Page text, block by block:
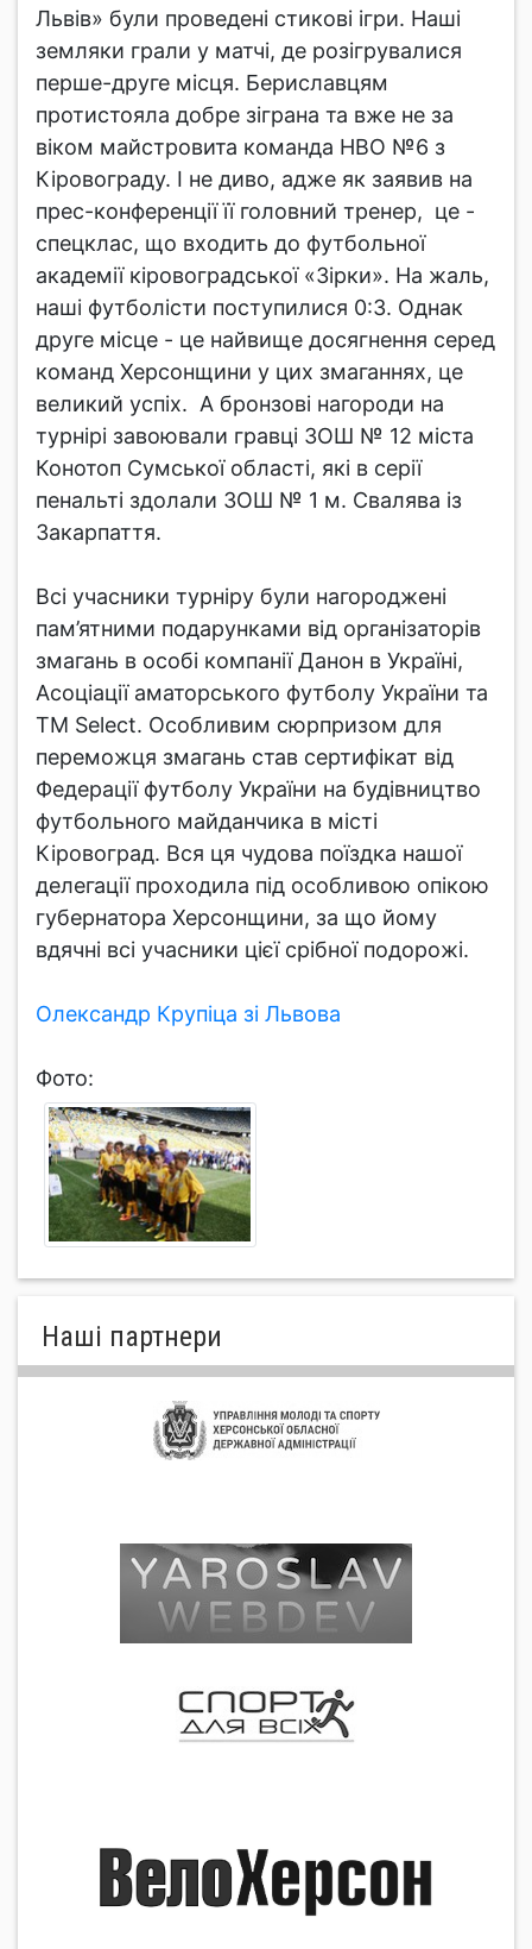
Львів» були проведені стикові ігри. Наші
земляки грали у матчі, де розігрувалися
перше-друге місця. Бериславцям
протистояла добре зіграна та вже не за
віком майстровита команда НВО №6 з
Кіровограду. І не диво, адже як заявив на
прес-конференції її головний тренер, це -
спецклас, що входить до футбольної
академії кіровоградської «Зірки». На жаль,
наші футболісти поступилися 0:3. Однак
друге місце - це найвище досягнення серед
команд Херсонщини у цих змаганнях, це
великий успіх. А бронзові нагороди на
турнірі завоювали гравці ЗОШ № 12 міста
Конотоп Сумської області, які в серії
пенальті здолали ЗОШ № 1 м. Свалява із
Закарпаття.
Всі учасники турніру були нагороджені
пам’ятними подарунками від організаторів
змагань в особі компанії Данон в Україні,
Асоціації аматорського футболу України та
ТМ Select. Особливим сюрпризом для
переможця змагань став сертифікат від
Федерації футболу України на будівництво
футбольного майданчика в місті
Кіровоград. Вся ця чудова поїздка нашої
делегації проходила під особливою опікою
губернатора Херсонщини, за що йому
вдячні всі учасники цієї срібної подорожі.
Олександр Крупіца зі Львова
Фото:
Нашi партнери